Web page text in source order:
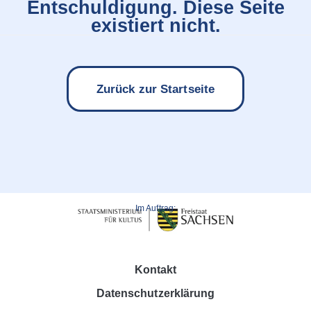
Entschuldigung. Diese Seite
existiert nicht.
Zurück zur Startseite
Im Auftrag:
Kontakt
Datenschutzerklärung